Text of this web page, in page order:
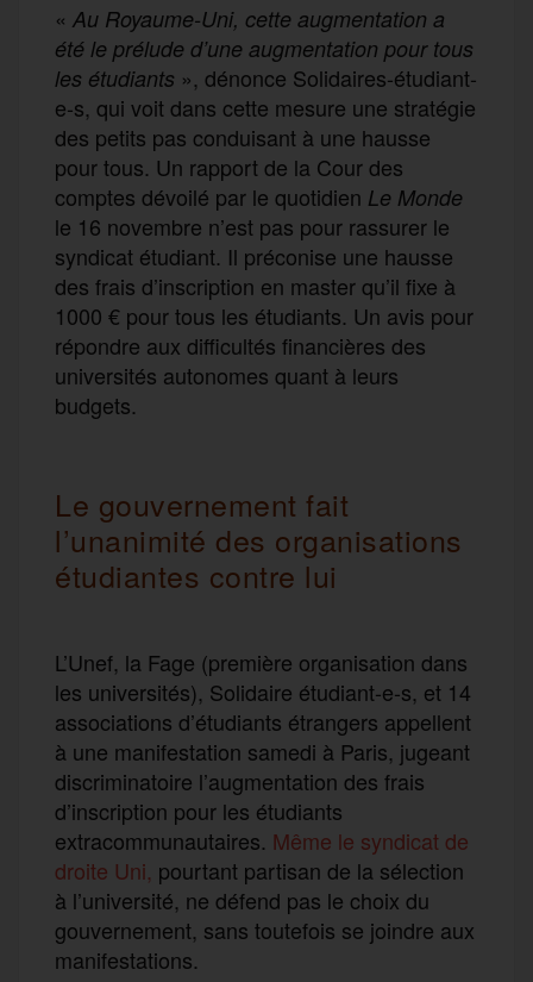
« Au Royaume-Uni, cette augmentation a
été le prélude d’une augmentation pour tous
les étudiants », dénonce Solidaires-étudiant-
e-s, qui voit dans cette mesure une stratégie
des petits pas conduisant à une hausse
pour tous. Un rapport de la Cour des
comptes dévoilé par le quotidien Le Monde
le 16 novembre n’est pas pour rassurer le
syndicat étudiant. Il préconise une hausse
des frais d’inscription en master qu’il fixe à
1000 € pour tous les étudiants. Un avis pour
répondre aux difficultés financières des
universités autonomes quant à leurs
budgets.
Le gouvernement fait
l’unanimité des organisations
étudiantes contre lui
L’Unef, la Fage (première organisation dans
les universités), Solidaire étudiant-e-s, et 14
associations d’étudiants étrangers appellent
à une manifestation samedi à Paris, jugeant
discriminatoire l’augmentation des frais
d’inscription pour les étudiants
extracommunautaires. Même le syndicat de
droite Uni, pourtant partisan de la sélection
à l’université, ne défend pas le choix du
gouvernement, sans toutefois se joindre aux
manifestations.